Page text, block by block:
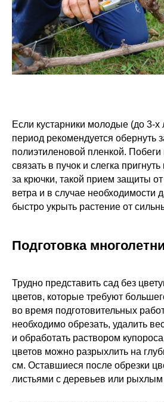
Если кустарники молодые (до 3-х
период рекомендуется обернуть
полиэтиленовой пленкой.
связать в пучок и слегка
за крючки, такой прием защиты
ветра и в случае необходимости
быстро укрыть растение от
Подготовка
Трудно представить сад без
цветов, которые требуют
во время подготовительных
необходимо обрезать, удалить
и обработать раствором
цветов можно разрыхлить на
см. Оставшиеся после обрезки
листьями с деревьев или рыхлым